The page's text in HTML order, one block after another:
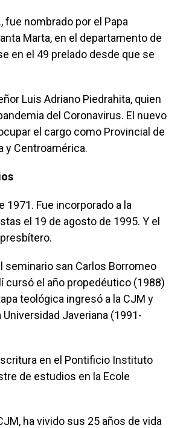
fue nombrado por el Papa
Marta, en el departamento de
en el 49 prelado desde que se
Luis Adriano Piedrahita, quien
del Coronavirus. El nuevo
el cargo como Provincial de
y Centroamérica.
1971. Fue incorporado a la
el 19 de agosto de 1995. Y el
seminario san Carlos Borromeo
cursó el año propedéutico (1988)
teológica ingresó a la CJM y
Javeriana (1991-
en el Pontificio Instituto
de estudios en la Ecole
ha vivido sus 25 años de vida